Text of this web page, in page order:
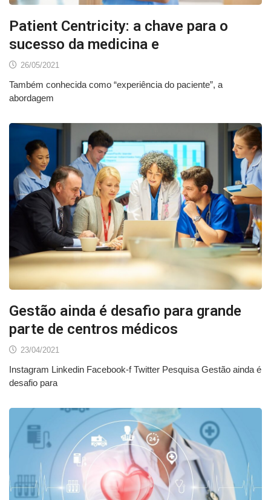
Patient Centricity: a chave para o
sucesso da medicina e
26/05/2021
Também conhecida como “experiência do paciente”, a
abordagem
Gestão ainda é desafio para grande
parte de centros médicos
23/04/2021
Instagram Linkedin Facebook-f Twitter Pesquisa Gestão ainda é
desafio para